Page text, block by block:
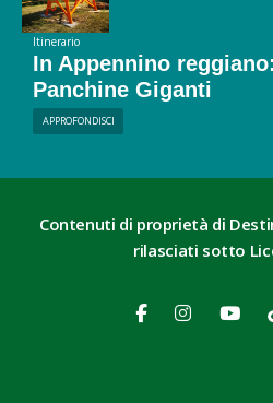
Itinerario
In Appennino
Panchine Giganti
APPROFONDISCI
Contenuti di proprietà di
rilasciati sotto